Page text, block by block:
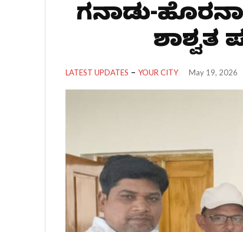
ಗಡಿನಾಡು-
ಶಾಶ್ವತ
LATEST UPDATES YOUR CITY May 19, 2026